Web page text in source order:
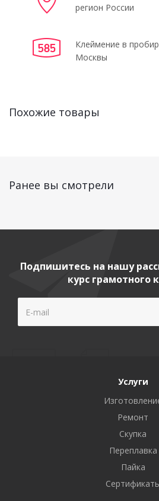
регион России
Клеймение в
Москвы
Похожие товары
Ранее вы смотрели
Подпишитесь на нашу
курс грамотного
Услуги
Ремонт
Скупка
Переплавка
Пайка